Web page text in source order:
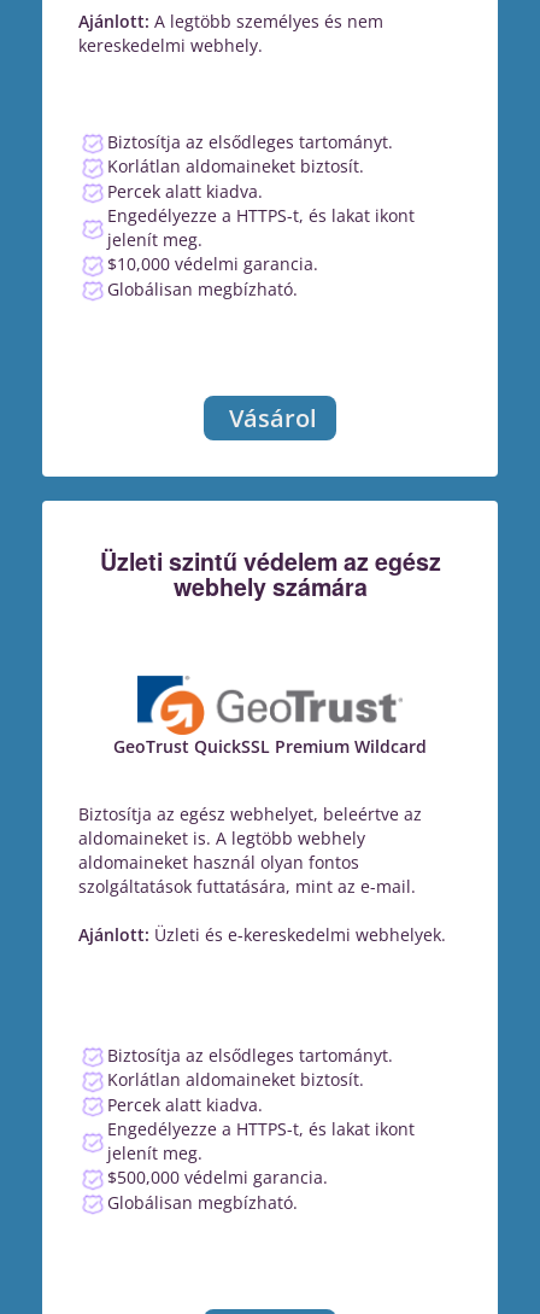
Ajánlott: A legtöbb személyes és nem
kereskedelmi webhely.
Biztosítja az elsődleges tartományt.
Korlátlan aldomaineket biztosít.
Percek alatt kiadva.
Engedélyezze a HTTPS-t, és lakat ikont
jelenít meg.
$10,000 védelmi garancia.
Globálisan megbízható.
Vásárol
Üzleti szintű védelem az egész
webhely számára
GeoTrust QuickSSL Premium Wildcard
Biztosítja az egész webhelyet, beleértve az
aldomaineket is. A legtöbb webhely
aldomaineket használ olyan fontos
szolgáltatások futtatására, mint az e-mail.
Ajánlott: Üzleti és e-kereskedelmi webhelyek.
Biztosítja az elsődleges tartományt.
Korlátlan aldomaineket biztosít.
Percek alatt kiadva.
Engedélyezze a HTTPS-t, és lakat ikont
jelenít meg.
$500,000 védelmi garancia.
Globálisan megbízható.